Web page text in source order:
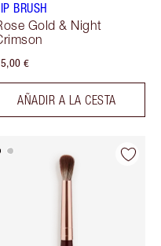
BRUSH
Gold & Night
€
AÑADIR A LA CESTA